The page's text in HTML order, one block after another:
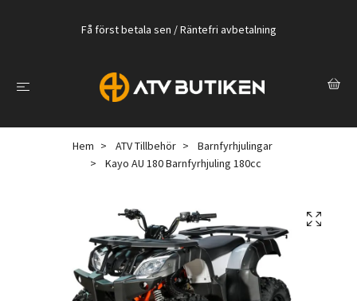
Få först betala sen / Räntefri avbetalning
Hem ATV Tillbehör
Barnfyrhjulingar
Kayo AU 180 Barnfyrhjuling 180cc